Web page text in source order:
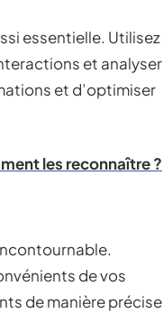
essentielle. Utilisez
et analyser
et d’optimiser
les reconnaître ?
de vos
de manière précise